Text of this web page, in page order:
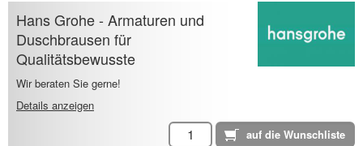
Hans Grohe - Armaturen und
Duschbrausen für
Qualitätsbewusste
Wir beraten Sie gerne!
Details anzeigen